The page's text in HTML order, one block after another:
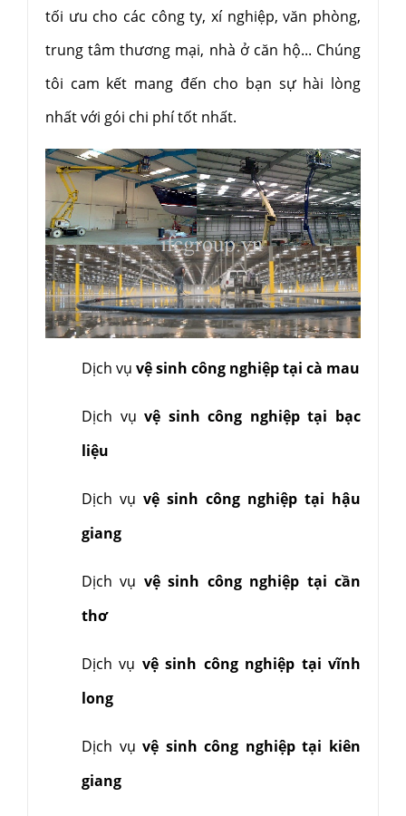
tối ưu cho các công ty, xí nghiệp, văn phòng,
trung tâm thương mại, nhà ở căn hộ... Chúng
tôi cam kết mang đến cho bạn sự hài lòng
nhất với gói chi phí tốt nhất.
Dịch vụ vệ sinh công nghiệp tại cà mau
Dịch vụvệ sinh công nghiệp tại bạc
liệu
Dịch vụ vệ sinh công nghiệp tại hậu
giang
Dịch vụ vệ sinh công nghiệp tại cần
thơ
Dịch vụ vệ sinh công nghiệp tại vĩnh
long
Dịch vụvệ sinh công nghiệp tại kiên
giang